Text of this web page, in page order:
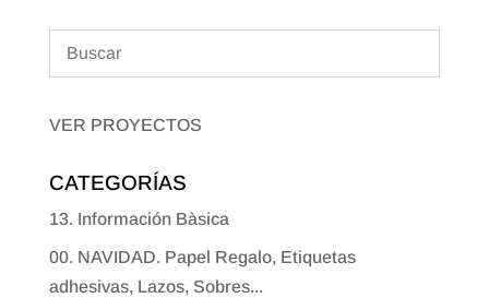
VER PROYECTOS
CATEGORÍAS
13. Información Bàsica
00. NAVIDAD. Papel Regalo, Etiquetas
adhesivas, Lazos, Sobres...